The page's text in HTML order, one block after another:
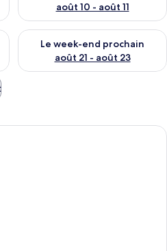
août 10 - août 11
week-end août 14 - août 16
Le week-end prochain
août 21 - août 23
Vérifier la disponibilité pour
Une chambre d’hôtel avec deux lits,